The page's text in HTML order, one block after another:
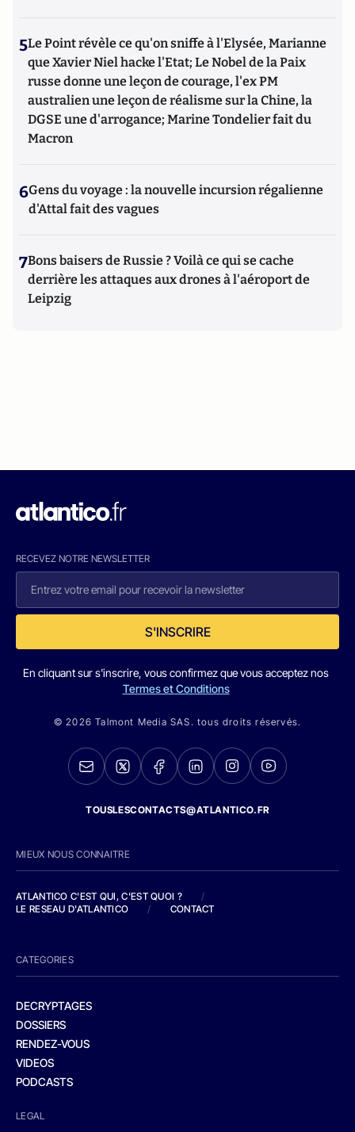
5Le Point révèle ce qu'on sniffe à l'Elysée, Marianne
que Xavier Niel hacke l'Etat; Le Nobel de la Paix
russe donne une leçon de courage, l'ex PM
australien une leçon de réalisme sur la Chine, la
DGSE une d'arrogance; Marine Tondelier fait du
Macron
6Gens du voyage : la nouvelle incursion régalienne
d'Attal fait des vagues
7Bons baisers de Russie ? Voilà ce qui se cache
derrière les attaques aux drones à l'aéroport de
Leipzig
RECEVEZ NOTRE NEWSLETTER
S'INSCRIRE
En cliquant sur s'inscrire, vous confirmez que vous acceptez nos
Termes et Conditions
© 2026 Talmont Media SAS. tous droits réservés.
TOUSLESCONTACTS@ATLANTICO.FR
MIEUX NOUS CONNAITRE
ATLANTICO C'EST QUI, C'EST QUOI ?
/
LE RESEAU D'ATLANTICO
/ CONTACT
CATEGORIES
DECRYPTAGES
DOSSIERS
RENDEZ-VOUS
VIDEOS
PODCASTS
LEGAL